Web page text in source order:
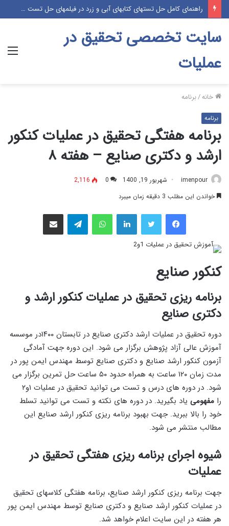
راهنمای کامل حل تستهای کتابهای آبی و زرد در فیلمهای حل تست موسسه پژوهش (پکیج آموزشی درس و تست)
سایت تخصصی تحقیق در
عملیات
خانه/برنامه
برنامه
برنامه هفتگی تحقیق در عملیات کنکور
ارشد و دکتری صنایع – هفته ۸
imenpour شهریور 19, 1400 0
2,116
خواندن این مطلب 3 دقیقه زمان میبرد
فیس بوک توییتر لینکدین واتس آپ تلگرام اشتراک گذاری از طریق ایمیل
کنکور صنایع
برنامه ریزی تحقیق در عملیات کنکور ارشد و
دکتری صنایع
دوره تحقیق در عملیات ارشد دکتری صنایع در تابستان ۱۴۰۰در موسسه
آموزش عالی آزاد پژوهش برگزار می شود. این دوره جهت آمادگی
آزمون کنکور ارشد صنایع و دکتری صنایع توسط مهندس ایمن پور در
مدت زمان ۱۲۰ ساعت به همراه حدود ۵۰ ساعت حل تمرین برگزار می
شود. در دوره های درس و تست می توانید تحقیق در عملیات ۱و۲
را مفهومی یاد بگیرید. در دوره های نکته و تست می توانید تسلط
خود را بالا ببرید. جهت بهبود برنامه ریزی کنکور ارشد صنایع این
مطالب منتشر می شود.
شیوه اجرای برنامه ریزی هفتگی تحقیق در
عملیات
جهت برنامه ریزی کنکور ارشد صنایع، برنامه هفتگی کلاسهای تحقیق
در عملیات کنکور ارشد صنایع و دکتری صنایع توسط مهندس ایمن پور
هر هفته در این سایت اعلام خواهد شد.